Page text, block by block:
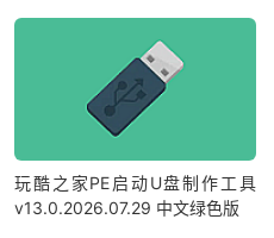
玩酷之家PE启动U盘制作工具
v13.0.2026.07.29 中文绿色版